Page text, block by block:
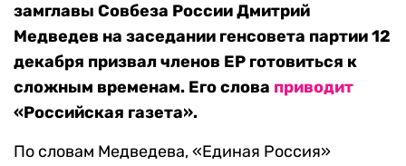
замглавы Совбеза России Дмитрий
Медведев на заседании генсовета партии 12
декабря призвал членов ЕР готовиться к
сложным временам. Его слова приводит
«Российская газета».
По словам Медведева, «Единая Россия»